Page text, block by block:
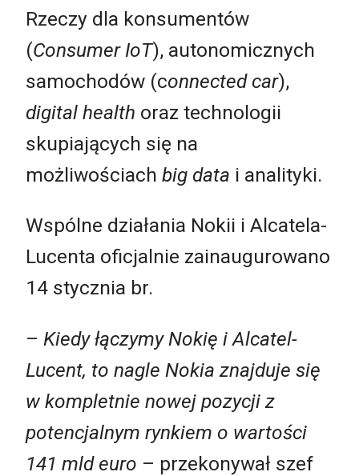
Rzeczy dla konsumentów
(Consumer IoT), autonomicznych
samochodów (connected car),
digital health oraz technologii
skupiających się na
możliwościach big data i analityki.
Wspólne działania Nokii i Alcatela-
Lucenta oficjalnie zainaugurowano
14 stycznia br.
– Kiedy łączymy Nokię i Alcatel-
Lucent, to nagle Nokia znajduje się
w kompletnie nowej pozycji z
potencjalnym rynkiem o wartości
141 mld euro – przekonywał szef